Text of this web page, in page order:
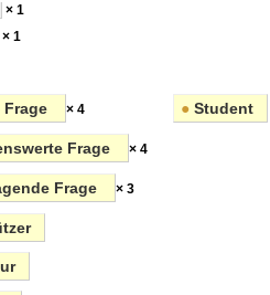
× 1
× 1
Frage × 4
Frage × 4
Frage × 3
● Student